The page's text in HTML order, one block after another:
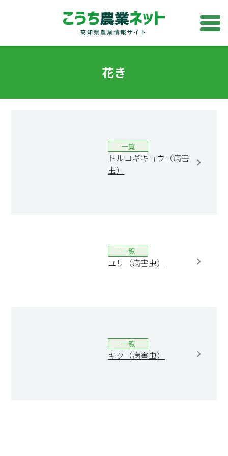
花き
一覧
トルコギキョウ（病害
虫）
一覧
ユリ（病害虫）
一覧
キク（病害虫）